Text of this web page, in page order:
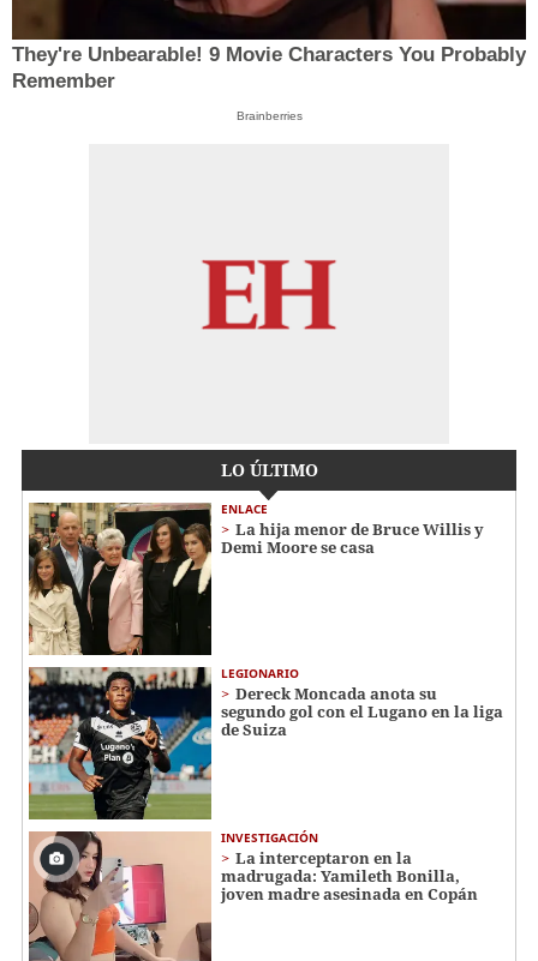
They're Unbearable! 9 Movie Characters You Probably
Remember
Brainberries
LO ÚLTIMO
ENLACE
La hija menor de Bruce Willis y
Demi Moore se casa
LEGIONARIO
Dereck Moncada anota su
segundo gol con el Lugano en la liga
de Suiza
INVESTIGACIÓN
La interceptaron en la
madrugada: Yamileth Bonilla,
joven madre asesinada en Copán